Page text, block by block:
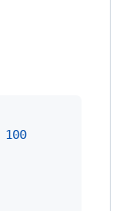
100